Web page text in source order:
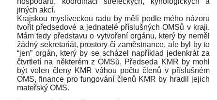
jiných akcí.
Krajskou mysliveckou radu by měli podle mého názoru
tvořit předsedové a jednatelé příslušných OMSů v kraji.
Mám tedy představu o vytvoření orgánu, který by neměl
žádný sekretariát, prostory či zaměstnance, ale byl by to
“jen” orgán, který by se scházel například jedenkrát za
čtvrtletí na některém z OMSů. Předseda KMR by mohl
být volen členy KMR váhou počtu členů v příslušném
OMS, finance pro fungování členů KMR by hradil jejich
mateřský OMS.